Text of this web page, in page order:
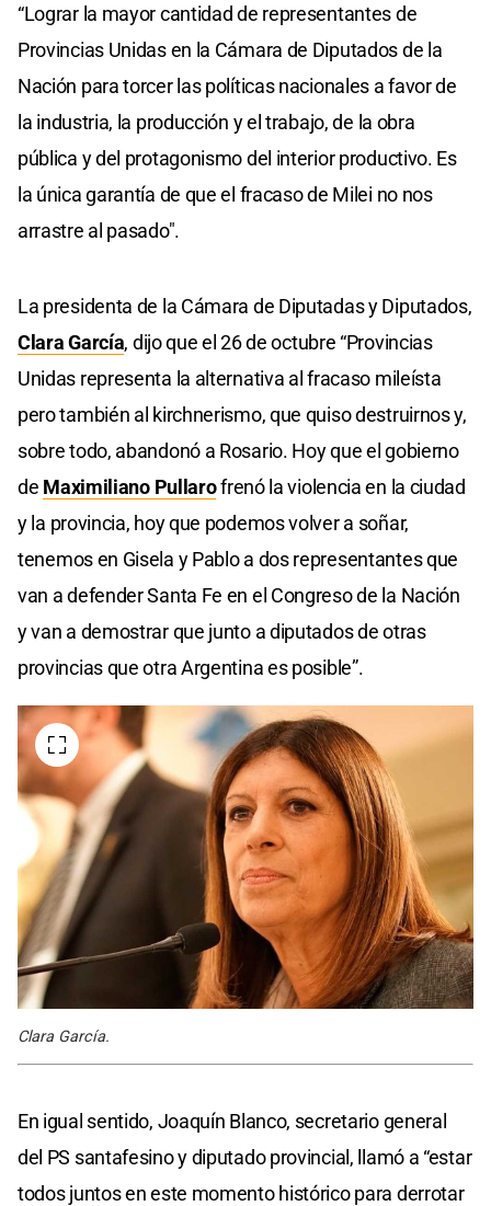
“Lograr la mayor cantidad de representantes de
Provincias Unidas en la Cámara de Diputados de la
Nación para torcer las políticas nacionales a favor de
la industria, la producción y el trabajo, de la obra
pública y del protagonismo del interior productivo. Es
la única garantía de que el fracaso de Milei no nos
arrastre al pasado".
La presidenta de la Cámara de Diputadas y Diputados,
Clara García, dijo que el 26 de octubre “Provincias
Unidas representa la alternativa al fracaso mileísta
pero también al kirchnerismo, que quiso destruirnos y,
sobre todo, abandonó a Rosario. Hoy que el gobierno
de Maximiliano Pullarofrenó la violencia en la ciudad
y la provincia, hoy que podemos volver a soñar,
tenemos en Gisela y Pablo a dos representantes que
van a defender Santa Fe en el Congreso de la Nación
y van a demostrar que junto a diputados de otras
provincias que otra Argentina es posible”.
Clara García.
En igual sentido, Joaquín Blanco, secretario general
del PS santafesino y diputado provincial, llamó a “estar
todos juntos en este momento histórico para derrotar